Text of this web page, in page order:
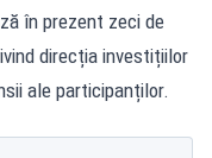
în prezent zeci de
direcția investițiilor
ale participanților.